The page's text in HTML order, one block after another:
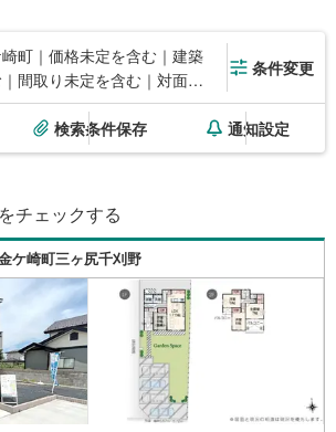
町｜価格未定を含む｜建築
間取り未定を含む｜対面キ
条件変更
検索条件保存 通知設定
チェックする
ケ崎町三ヶ尻千刈野